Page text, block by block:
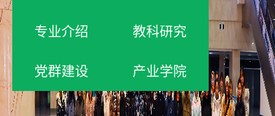
专业介绍 教科研究
党群建设 产业学院